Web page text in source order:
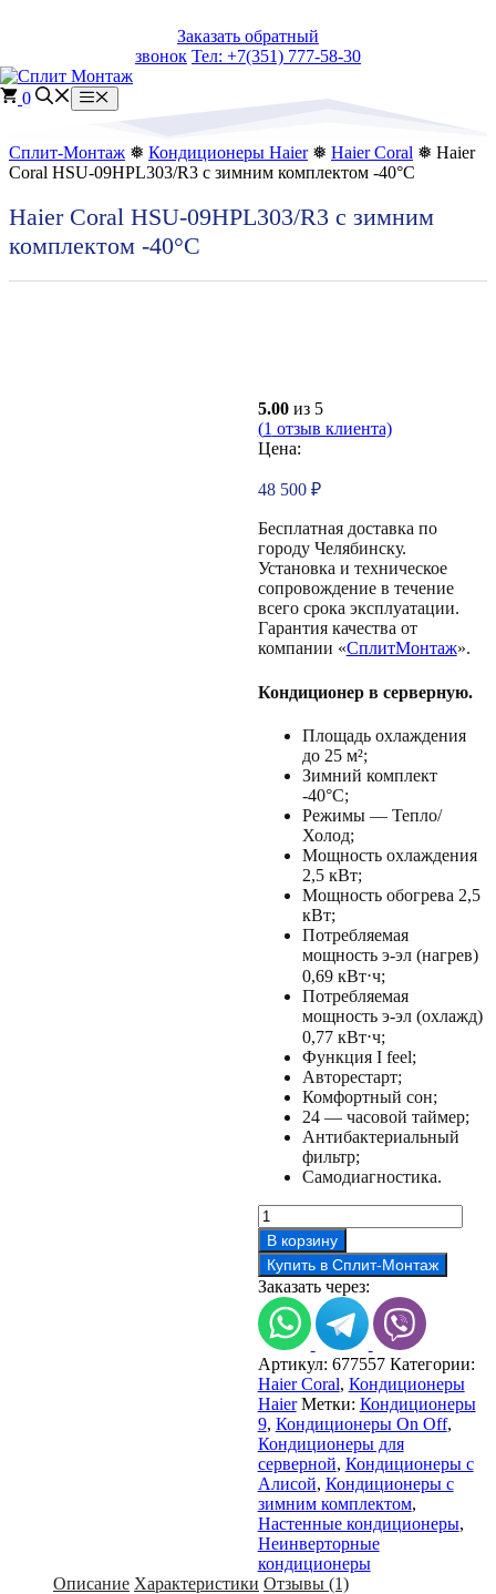
Заказать обратный
звонок Тел: +7(351) 777-58-30
0 Меню
Сплит-Монтаж ❅ Кондиционеры Haier❅ Haier Coral ❅ Haier
Coral HSU-09HPL303/R3 с зимним комплектом -40°C
Haier Coral HSU-09HPL303/R3 с зимним
комплектом -40°C
5.00из 5
(1 отзыв клиента)
Цена:
48 500 ₽
Бесплатная доставка по
городу Челябинску.
Установка и техническое
сопровождение в течение
всего срока эксплуатации.
Гарантия качества от
компании «СплитМонтаж».
Кондиционер в серверную.
Площадь охлаждения
до 25 м²;
Зимний комплект
-40°C;
Режимы — Тепло/
Холод;
Мощность охлаждения
2,5 кВт;
Мощность обогрева 2,5
кВт;
Потребляемая
мощность э-эл (нагрев)
0,69 кВт⋅ч;
Потребляемая
мощность э-эл (охлажд)
0,77 кВт⋅ч;
Функция I feel;
Авторестарт;
Комфортный сон;
24 — часовой таймер;
Антибактериальный
фильтр;
Самодиагностика.
Количество
товара
Haier
Coral
HSU-
09HPL303/R3
с
зимним
комплектом
-40°C
В корзину
Купить в Сплит-Монтаж
Заказать через:
Артикул: 677557 Категории:
Haier Coral, Кондиционеры
Haier Метки: Кондиционеры
9, Кондиционеры On Off,
Кондиционеры для
серверной, Кондиционеры с
Алисой, Кондиционеры с
зимним комплектом,
Настенные кондиционеры,
Неинверторные
кондиционеры
Описание Характеристики Отзывы (1)